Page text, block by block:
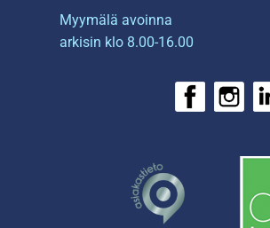
Myymälä avoinna
arkisin klo 8.00-16.00